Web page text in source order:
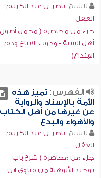
للشيخ: ناصر بن عبد الكريم
العقل
جزء من محاضرة ( مجمل أصول
أهل السنة - وجوب الاتباع وذم
الابتداع)
الفهرس: تميز هذه
الأمة بالإسناد والرواية
عن غيرها من أهل الكتاب
والأهواء والبدع
للشيخ: ناصر بن عبد الكريم
العقل
جزء من محاضرة ( شرح باب
توحيد الألوهية من فتاوى ابن